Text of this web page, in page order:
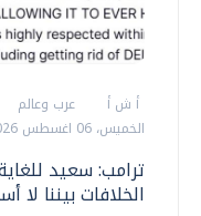
أ ش أ
عرب وعالم
الخميس، 06 اغسطس 2026 08:56 م
ترامب: سعيد
الخلافات بيننا لا